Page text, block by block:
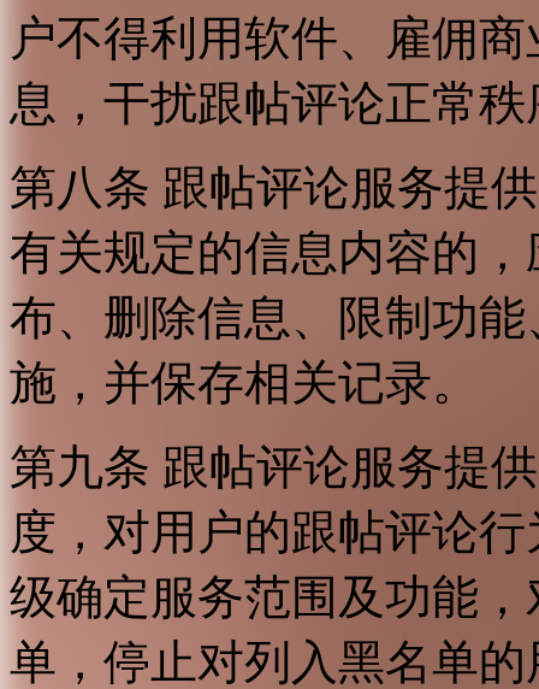
户不得利用软件、雇佣
息，干扰跟帖评论正常
第八条 跟帖评论服务提
有关规定的信息内容的
布、删除信息、限制功
施，并保存相关记录。
第九条 跟帖评论服务提
度，对用户的跟帖评论
级确定服务范围及功能
单，停止对列入黑名单